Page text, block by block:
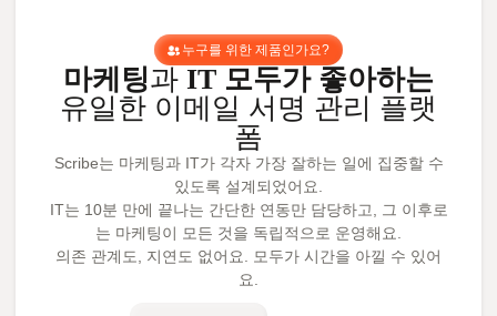
누구를 위한 제품인가요?
마케팅과 IT 모두가 좋아하는
유일한 이메일 서명 관리 플랫
폼
Scribe는 마케팅과 IT가 각자 가장 잘하는 일에 집중할 수
있도록 설계되었어요.
IT는 10분 만에 끝나는 간단한 연동만 담당하고, 그 이후로
는 마케팅이 모든 것을 독립적으로 운영해요.
의존 관계도, 지연도 없어요. 모두가 시간을 아낄 수 있어
요.